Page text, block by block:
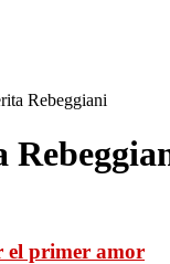
Rebeggiani
el primer amor